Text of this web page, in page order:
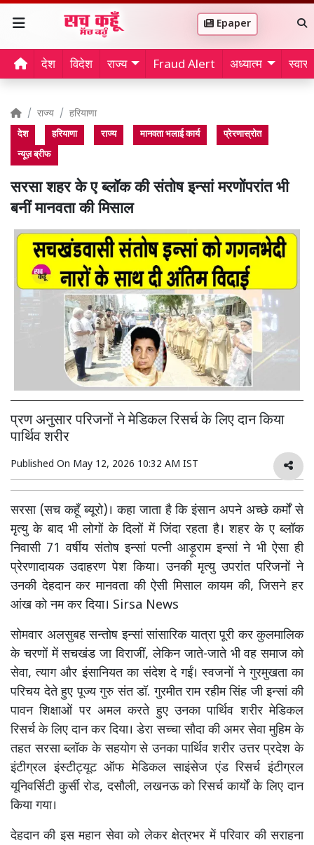
Epaper
देश विदेश राज्य Fraud Alert अध्यात्म
राज्य हरियाणा
देश हरियाणा राज्य मानवता भलाई कार्य
प्रेरणास्रोत
न्यूज़ ब्रीफ
सरसा शहर के ए ब्लॉक की संतोष इन्सां मरणोंपरांत भी
बनीं मानवता की मिसाल
प्रण अनुसार परिजनों ने मेडिकल रिसर्च के लिए दान किया
पार्थिव शरीर
Published On May 12, 2026 10:32 AM IST
सरसा (सच कहूँ ब्यूरो)। कहा जाता है कि इंसान अपने अच्छे कर्मों से
मृत्यु के बाद भी लोगों के दिलों में जिंदा रहता है। शहर के ए ब्लॉक
निवासी 71 वर्षीय संतोष इन्सां पत्नी आड़ूराम इन्सां ने भी ऐसा ही
प्रेरणादायक उदाहरण पेश किया। उनकी मृत्यु उपरांत परिजनों ने
उनकी देहदान कर मानवता की ऐसी मिसाल कायम की, जिसने हर
आंख को नम कर दिया। Sirsa News
सोमवार अलसुबह सन्तोष इन्सां सांसारिक यात्रा पूरी कर कुलमालिक
के चरणों में सचखंड जा विराजीं, लेकिन जाते-जाते भी वह समाज को
सेवा, त्याग और इंसानियत का संदेश दे गईं। स्वजनों ने गुरमुखता का
परिचय देते हुए पूज्य गुरु संत डॉ. गुरमीत राम रहीम सिंह जी इन्सां की
पावन शिक्षाओं पर अमल करते हुए उनका पार्थिव शरीर मेडिकल
रिसर्च के लिए दान कर दिया। डेरा सच्चा सौदा की अमर सेवा मुहिम के
तहत सरसा ब्लॉक के सहयोग से उनका पार्थिव शरीर उत्तर प्रदेश के
इंटीग्रल इंस्टीट्यूट ऑफ मेडिकल साइंसेज एंड रिसर्च इंटीग्रल
यूनिवर्सिटी कुर्सी रोड, दसौली, लखनऊ को रिसर्च कार्यों के लिए दान
किया गया।
देहदान की इस महान सेवा को लेकर क्षेत्रभर में परिवार की सराहना